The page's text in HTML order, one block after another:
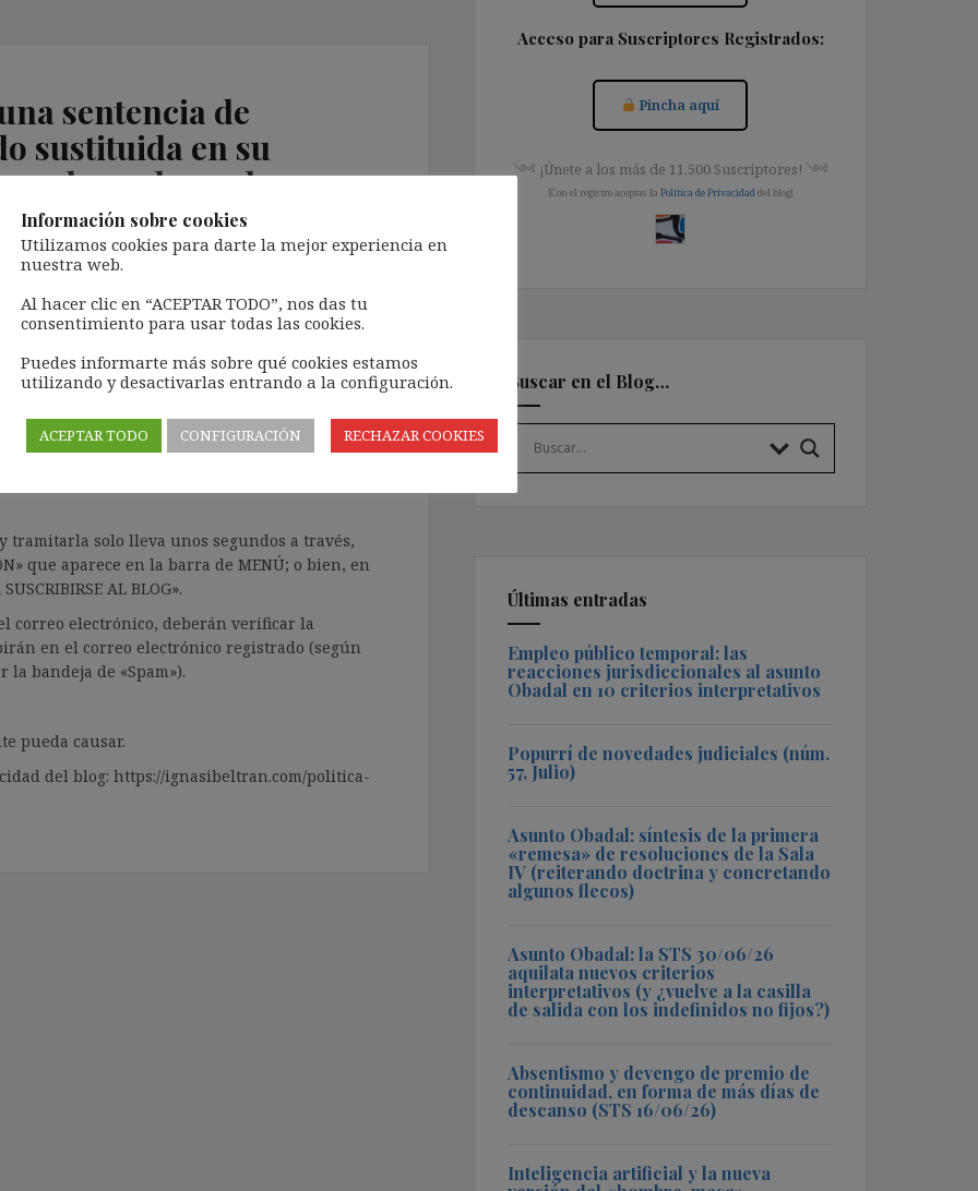
sentencia de
sustituida en su
homologa el
no es idónea para el
Jurisprudencia
de forma totalmente GRATUITA.
Artificial Generativa (IAG) con
de terceros sin ningún respeto por los
el contenido del blog únicamente a las
tramitarla solo lleva unos segundos a través,
que aparece en la barra de MENÚ; o bien, en
AL BLOG».
correo electrónico, deberán verificar la
en el correo electrónico registrado (según
bandeja de «Spam»).
pueda causar.
del blog: https://ignasibeltran.com/politica-
Acceso para Suscriptores Registrados:
Pincha aquí
༺ ¡Únete a los más de 11.500 Suscriptores! ༺
[Con el registro aceptas la Política de Privacidad del blog]
Buscar en el Blog…
Últimas entradas
Empleo público temporal: las
reacciones jurisdiccionales al asunto
Obadal en 10 criterios interpretativos
Popurrí de novedades judiciales (núm.
57, Julio)
Asunto Obadal: síntesis de la primera
«remesa» de resoluciones de la Sala
IV (reiterando doctrina y concretando
algunos flecos)
Asunto Obadal: la STS 30/06/26
aquilata nuevos criterios
interpretativos (y ¿vuelve a la casilla
de salida con los indefinidos no fijos?)
Absentismo y devengo de premio de
continuidad, en forma de más días de
descanso (STS 16/06/26)
Inteligencia artificial y la nueva
Información sobre cookies
Utilizamos cookies para darte la mejor experiencia en
nuestra web.
Al hacer clic en “ACEPTAR TODO”, nos das tu
consentimiento para usar todas las cookies.
Puedes informarte más sobre qué cookies estamos
utilizando y desactivarlas entrando a la configuración.
ACEPTAR TODO CONFIGURACIÓN RECHAZAR COOKIES